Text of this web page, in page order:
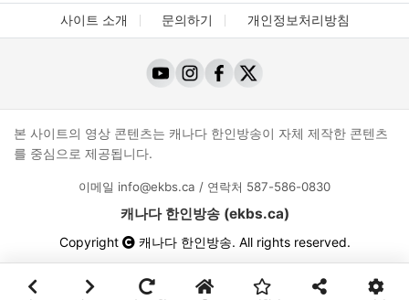
사이트 소개 문의하기 개인정보처리방침
본 사이트의 영상 콘텐츠는 캐나다 한인방송이 자체 제작한 콘텐츠
를 중심으로 제공됩니다.
이메일 info@ekbs.ca / 연락처 587-586-0830
캐나다 한인방송 (ekbs.ca)
Copyright 캐나다 한인방송. All rights reserved.